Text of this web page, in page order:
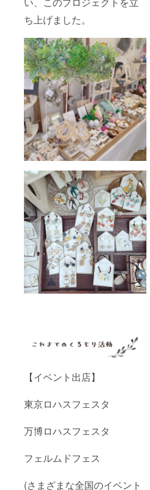
ち上げました。
【イベント出店】
東京ロハスフェスタ
万博ロハスフェスタ
フェルムドフェス
(さまざまな全国のイベント